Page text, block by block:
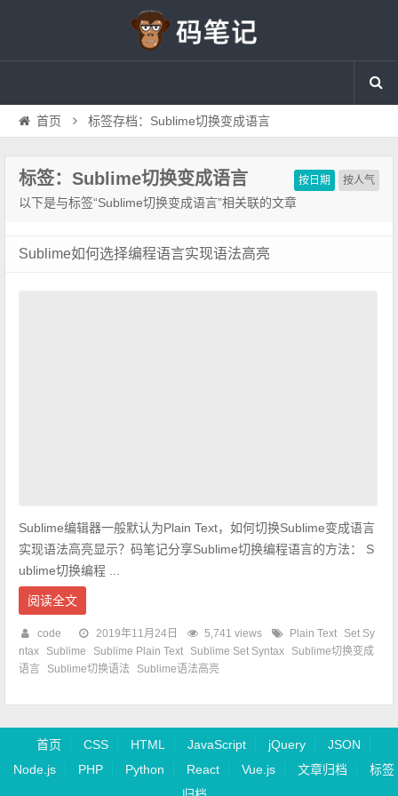
首页 标签存档：Sublime切换变成语言
按日期 按人气
标签：Sublime切换变成语言
以下是与标签“Sublime切换变成语言”相关联的文章
Sublime如何选择编程语言实现语法高亮
Sublime编辑器一般默认为Plain Text，如何切换Sublime变成语言
实现语法高亮显示？码笔记分享Sublime切换编程语言的方法： S
ublime切换编程 ...
阅读全文
code 2019年11月24日 5,741 views Plain Text
Set Sy
ntax
Sublime Sublime Plain Text Sublime Set Syntax
Sublime切换变成
语言
Sublime切换语法 Sublime语法高亮
首页 CSS HTML JavaScript jQuery
JSON
Node.js
PHP Python React Vue.js 文章归档
标签